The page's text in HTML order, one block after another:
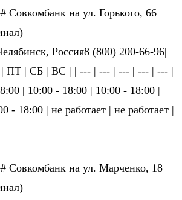
Совкомбанк на ул. Горького, 66
Россия8 (800) 200-66-96|
| СБ | ВС | | --- | --- | --- | --- | --- |
| 10:00 - 18:00 | 10:00 - 18:00 |
- 18:00 | не ра­бо­та­ет | не ра­бо­та­ет |
Совкомбанк на ул. Марченко, 18